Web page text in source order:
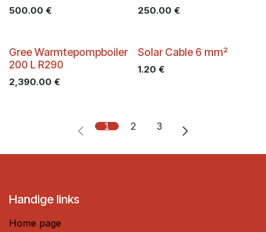
500.00 € 250.00 €
Gree Warmtepompboiler
200 L R290
2,390.00 €
Solar Cable 6 mm²
1.20 €
1 2 3
Handige links
Home page